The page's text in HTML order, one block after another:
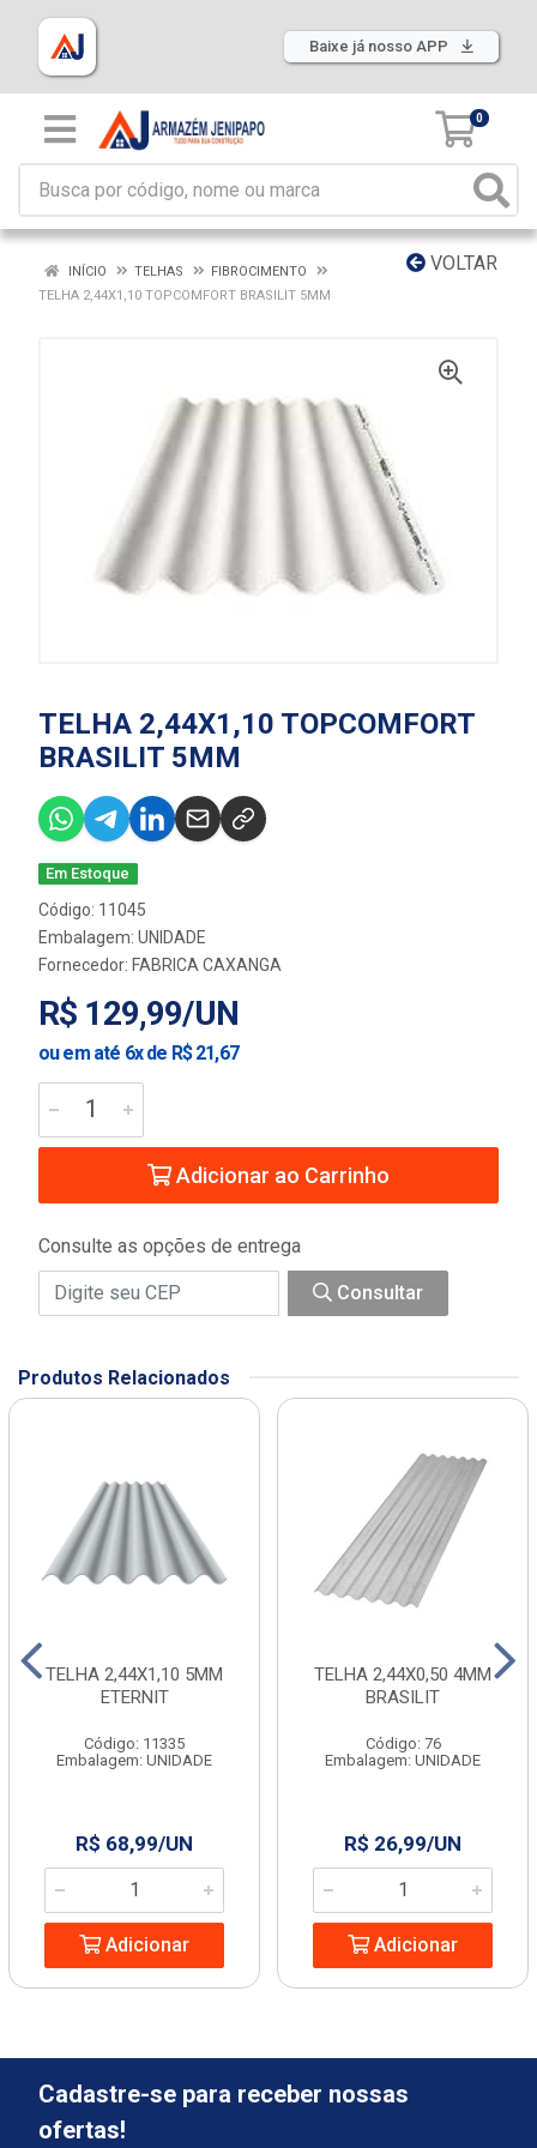
Baixe já nosso APP
0
VOLTAR
INÍCIO TELHAS
FIBROCIMENTO
TELHA 2,44X1,10 TOPCOMFORT BRASILIT 5MM
TELHA 2,44X1,10 TOPCOMFORT
BRASILIT 5MM
Em Estoque
Código: 11045
Embalagem: UNIDADE
Fornecedor: FABRICA CAXANGA
R$ 129,99/UN
ou em até 6x de R$ 21,67
Adicionar ao Carrinho
Consulte as opções de entrega
Consultar
Produtos Relacionados
TELHA 2,44X1,10 5MM
ETERNIT
Código: 11335
Embalagem: UNIDADE
R$ 68,99/UN
Adicionar
TELHA 2,44X0,50 4MM
BRASILIT
Código: 76
Embalagem: UNIDADE
R$ 26,99/UN
Adicionar
Cadastre-se para receber nossas
ofertas!